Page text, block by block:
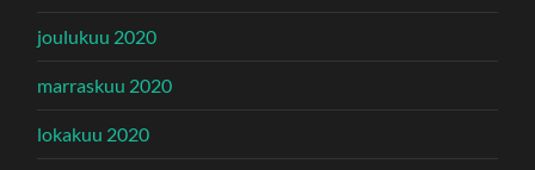
joulukuu 2020
marraskuu 2020
lokakuu 2020